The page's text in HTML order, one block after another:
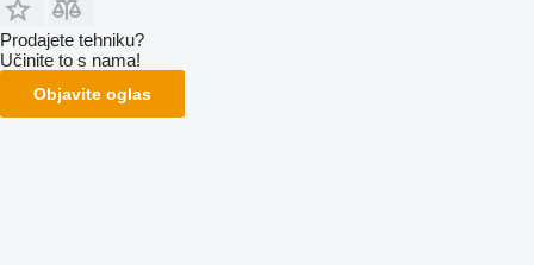
Prodajete tehniku?
Učinite to s nama!
Objavite oglas